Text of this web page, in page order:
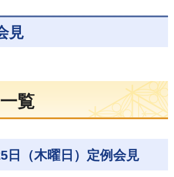
見
覧
日（木曜日）定例会見